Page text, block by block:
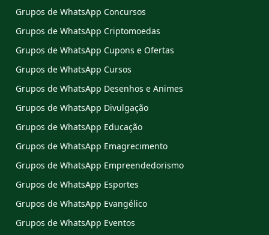
Grupos de WhatsApp Concursos
Grupos de WhatsApp Criptomoedas
Grupos de WhatsApp Cupons e Ofertas
Grupos de WhatsApp Cursos
Grupos de WhatsApp Desenhos e Animes
Grupos de WhatsApp Divulgação
Grupos de WhatsApp Educação
Grupos de WhatsApp Emagrecimento
Grupos de WhatsApp Empreendedorismo
Grupos de WhatsApp Esportes
Grupos de WhatsApp Evangélico
Grupos de WhatsApp Eventos